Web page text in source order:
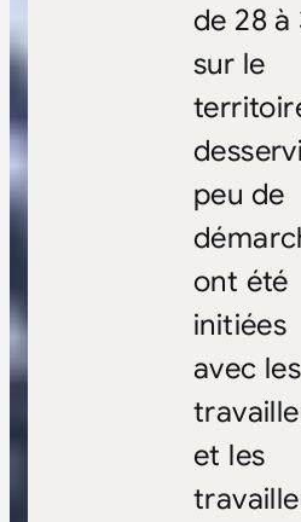
de 28 à
sur le
peu de
ont été
initiées
avec les
et les